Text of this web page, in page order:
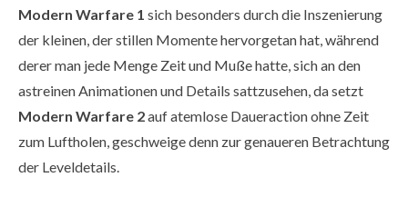
Modern Warfare 1 sich besonders durch die Inszenierung
der kleinen, der stillen Momente hervorgetan hat, während
derer man jede Menge Zeit und Muße hatte, sich an den
astreinen Animationen und Details sattzusehen, da setzt
Modern Warfare 2auf atemlose Daueraction ohne Zeit
zum Luftholen, geschweige denn zur genaueren Betrachtung
der Leveldetails.